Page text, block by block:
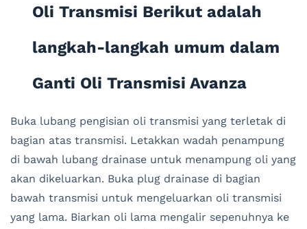
Oli Transmisi Berikut adalah
langkah-langkah umum dalam
Ganti Oli Transmisi Avanza
Buka lubang pengisian oli transmisi yang terletak di
bagian atas transmisi. Letakkan wadah penampung
di bawah lubang drainase untuk menampung oli yang
akan dikeluarkan. Buka plug drainase di bagian
bawah transmisi untuk mengeluarkan oli transmisi
yang lama. Biarkan oli lama mengalir sepenuhnya ke